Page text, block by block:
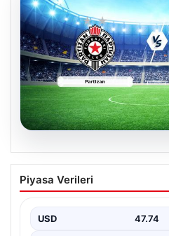
06.08.2026
CANLI | Partizan –
Maç Anlatımı
Piyasa Verileri
USD 47.74